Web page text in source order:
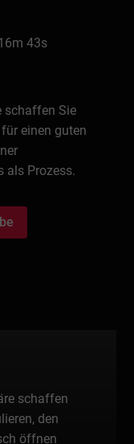
43s
schaffen Sie
einen guten
als Prozess.
schaffen
den
öffnen